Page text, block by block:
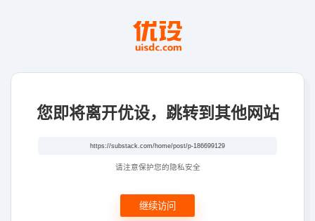
您即将离开优设，跳转到其他网站
请注意保护您的隐私安全
继续访问